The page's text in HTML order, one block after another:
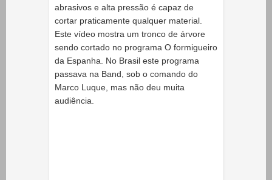
abrasivos e alta pressão é capaz de
cortar praticamente qualquer material.
Este vídeo mostra um tronco de árvore
sendo cortado no programa O formigueiro
da Espanha. No Brasil este programa
passava na Band, sob o comando do
Marco Luque, mas não deu muita
audiência.